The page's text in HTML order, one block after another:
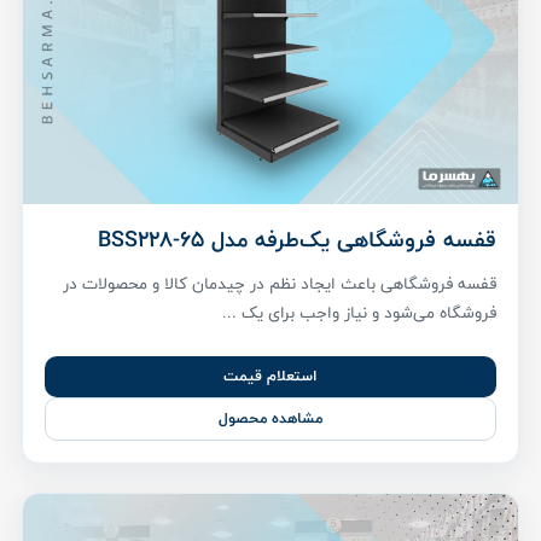
قفسه فروشگاهی یک‌طرفه مدل BSS228-65
قفسه فروشگاهی باعث ایجاد نظم در چیدمان کالا و محصولات در
فروشگاه می‌شود و نیاز واجب برای یک ...
استعلام قیمت
مشاهده محصول